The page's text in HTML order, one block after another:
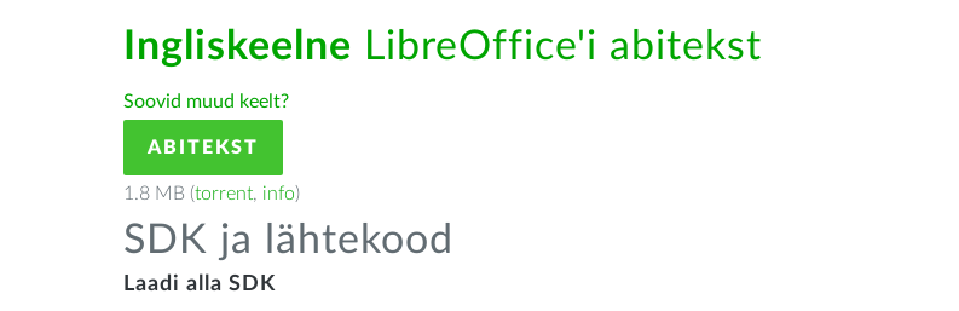
Ingliskeelne LibreOffice'i abitekst
Soovid muud keelt?
ABITEKST
1.8 MB (torrent, info)
SDK ja lähtekood
Laadi alla SDK